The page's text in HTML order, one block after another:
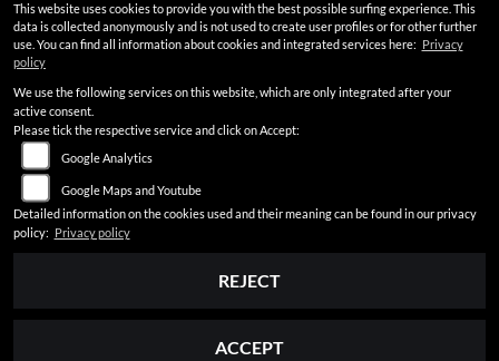
RECHTLICHES
AGB
Impressum
Datenschutz
Disclaimer
Barrierefreiheit
This website uses cookies to provide you with the best possible surfing experience. This
data is collected anonymously and is not used to create user profiles or for other further
use. You can find all information about cookies and integrated services here: Privacy
policy
We use the following services on this website, which are only integrated after your
active consent.
Please tick the respective service and click on Accept:
Google Analytics
Google Maps and Youtube
Detailed information on the cookies used and their meaning can be found in our privacy
policy: Privacy policy
REJECT
ACCEPT